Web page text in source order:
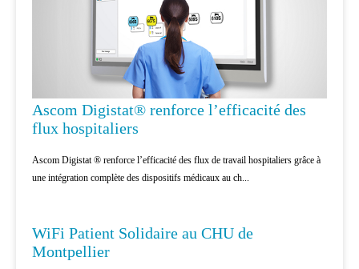
Ascom Digistat® renforce l’efficacité des
flux hospitaliers
Ascom Digistat ® renforce l’efficacité des flux de travail hospitaliers grâce à
une intégration complète des dispositifs médicaux au ch...
WiFi Patient Solidaire au CHU de
Montpellier